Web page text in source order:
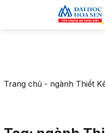
Trang chủ- ngành Thiết